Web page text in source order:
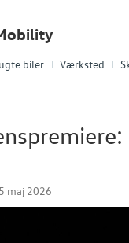
biler Værksted
maj 2026